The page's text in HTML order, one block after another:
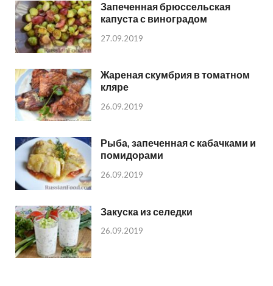
Запеченная брюссельская
капуста с виноградом
27.09.2019
Жареная скумбрия в томатном
кляре
26.09.2019
Рыба, запеченная с кабачками и
помидорами
26.09.2019
Закуска из селедки
26.09.2019